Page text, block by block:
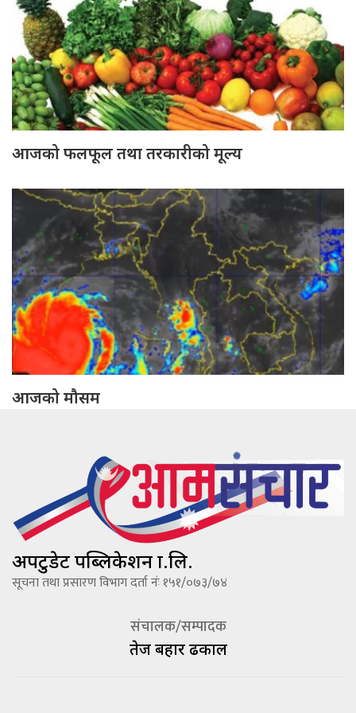
आजको फलफूल तथा तरकारीको मूल्य
आजको मौसम
अपटुडेट पब्लिकेशन प्रा.लि.
सूचना तथा प्रसारण विभाग दर्ता नंः १५१/०७३/७४
संचालक/सम्पादक
तेज बहादूर ढकाल